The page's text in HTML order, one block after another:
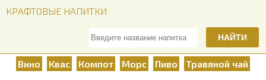
КРАФТОВЫЕ НАПИТКИ
НАЙТИ
Вино Квас Компот Морс Пиво Травяной чай